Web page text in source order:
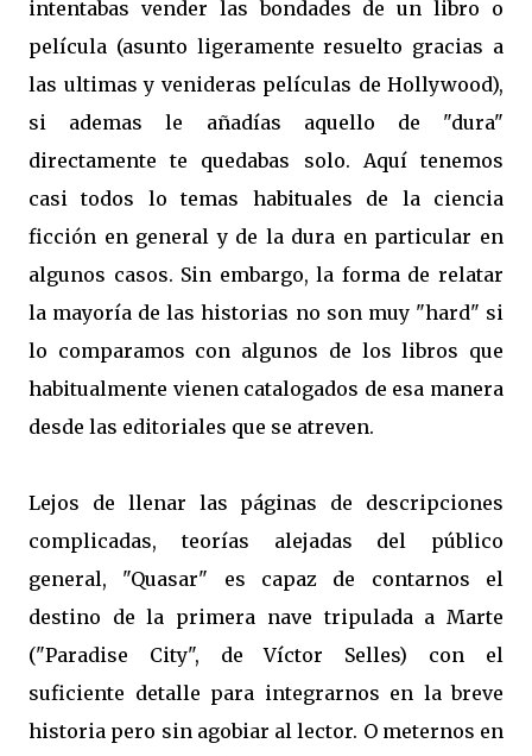
intentabas vender las bondades de un libro o
película (asunto ligeramente resuelto gracias a
las ultimas y venideras películas de Hollywood),
si ademas le añadías aquello de "dura"
directamente te quedabas solo. Aquí tenemos
casi todos lo temas habituales de la ciencia
ficción en general y de la dura en particular en
algunos casos. Sin embargo, la forma de relatar
la mayoría de las historias no son muy "hard" si
lo comparamos con algunos de los libros que
habitualmente vienen catalogados de esa manera
desde las editoriales que se atreven.
Lejos de llenar las páginas de descripciones
complicadas, teorías alejadas del público
general, "Quasar" es capaz de contarnos el
destino de la primera nave tripulada a Marte
("Paradise City", de Víctor Selles) con el
suficiente detalle para integrarnos en la breve
historia pero sin agobiar al lector. O meternos en